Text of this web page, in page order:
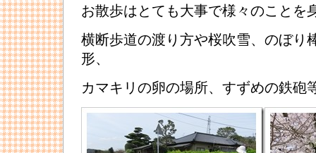
お散歩はとても大事で様々のことを
横断歩道の渡り方や桜吹雪、のぼり
形、
カマキリの卵の場所、すずめの鉄砲